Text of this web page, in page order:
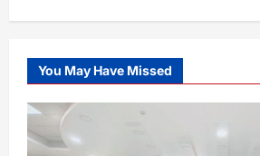
You May Have Missed